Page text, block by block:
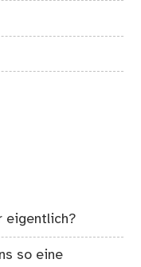
eigentlich?
so eine